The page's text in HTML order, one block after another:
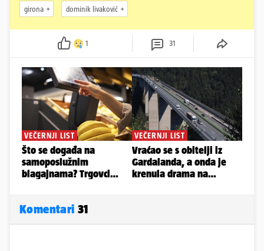
girona dominik livaković
1 31
Komentari 31